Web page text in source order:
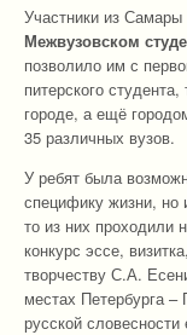
Участники из
Межвузовском
позволило им с
питерского
городе, а ещё
35 различных вузов.
У ребят была
специфику жизни, но
то из них проходили
конкурс эссе,
творчеству С.А.
местах Петербурга
русской словесности